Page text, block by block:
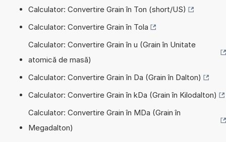
Calculator: Convertire Grain în Ton (short/US)
Calculator: Convertire Grain în Tola
Calculator: Convertire Grain în u (Grain în Unitate
atomică de masă)
Calculator: Convertire Grain în Da (Grain în Dalton)
Calculator: Convertire Grain în kDa (Grain în Kilodalton)
Calculator: Convertire Grain în MDa (Grain în
Megadalton)